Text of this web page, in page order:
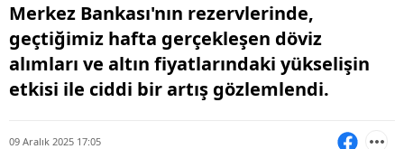
Merkez Bankası'nın rezervlerinde,
geçtiğimiz hafta gerçekleşen döviz
alımları ve altın fiyatlarındaki yükselişin
etkisi ile ciddi bir artış gözlemlendi.
09 Aralık 2025 17:05